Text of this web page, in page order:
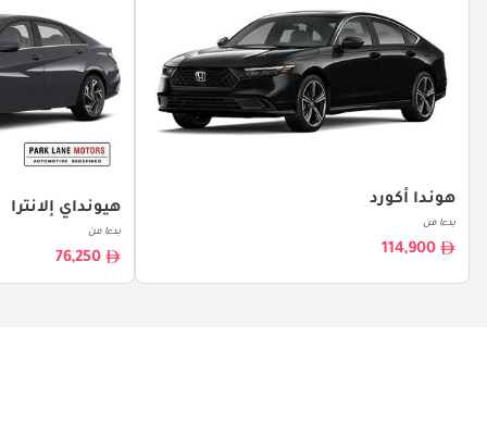
هوندا أكورد
بدءا من
114,900
هيونداي إلانترا
بدءا من
76,250